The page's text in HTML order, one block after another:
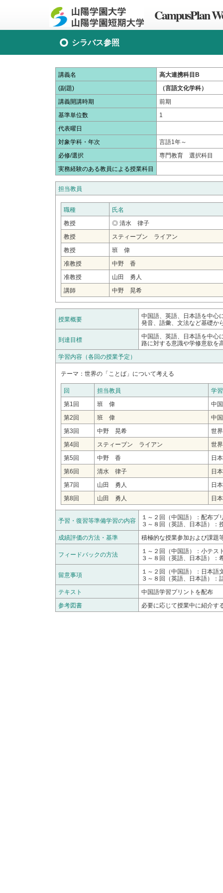
CampusPlan
シラバス参照
講義名
高大連携科目B
(副題)
（言語文化学科）
講義開講時期
前期
基準単位数
1
代表曜日
対象学科・年次
言語1年～
必修/選択
専門教育 選択科目
実務経験のある教員による授業科目
担当教員
職種
氏名
教授
◎ 清水 律子
教授
スティーブン ライアン
教授
班 偉
准教授
中野 香
准教授
山田 勇人
講師
中野 晃希
授業概要
中国語、英語、日本語を中心
発音、語彙、文法など基礎か
到達目標
中国語、英語、日本語を中心
路に対する意識や学修意欲を
学習内容（各回の授業予定）
テーマ：世界の「ことば」について考える
回 担当教員
学
第1回
班 偉
中
第2回
班 偉
中
第3回
中野 晃希
世
第4回
スティーブン ライアン
世
第5回
中野 香
日
第6回
清水 律子
日
第7回
山田 勇人
日
第8回
山田 勇人 日
予習・復習等準備学習の内容
１～２回（中国語）：配布プ
３～８回（英語、日本語）：
成績評価の方法・基準
積極的な授業参加および課題
フィードバックの方法
１～２回（中国語）：小テス
３～８回（英語、日本語）：
留意事項
１～２回（中国語）：日本語
３～８回（英語、日本語）：
テキスト
中国語学習プリントを配布
参考図書
必要に応じて授業中に紹介す